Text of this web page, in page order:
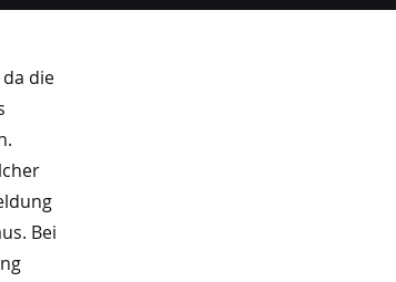
die
Bei